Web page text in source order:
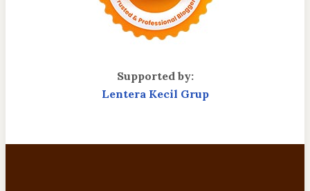
Supported by:
Lentera Kecil Grup